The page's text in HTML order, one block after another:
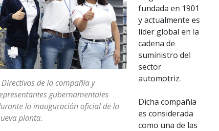
Directivos de la compañía y
gubernamentales
la inauguración oficial de la
planta.
fundada en 1901
y actualmente es
líder global en la
cadena de
suministro del
sector
automotriz.
Dicha compañía
es considerada
como una de las